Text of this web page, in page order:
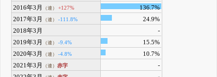
2016年3月
（連） +127%
136.7%
2017年3月
（連） -111.8%
24.9%
2018年3月
-
2019年3月
（連） -9.4%
15.5%
2020年3月
（連） -4.8%
10.7%
2021年3月
（連）赤字
-